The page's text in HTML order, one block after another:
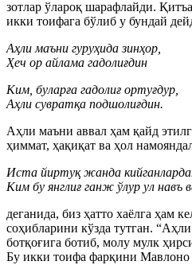
зотлар ўлароқ шарафлайди.
икки тоифага бўлиб у бундай
Аҳли маъни гуруҳида зинҳор,
Ҳеч ор айлама гадолиғдин
Ким, буларға гадолиғ ортуғдур,
Аҳли сувратқа подшолиғдин.
Аҳли маъни аввал ҳам қайд
ҳиммат, ҳақиқат ва ҳол
Иста йиртуқ жанда
Ким бу янглиғ ганж ўлур ул навъ
деганида, биз ҳатто хаёлга ҳам
соҳибларини кўзда тутган.
ботқоғига ботиб, молу мулк
Бу икки тоифа фарқини Мавлоно